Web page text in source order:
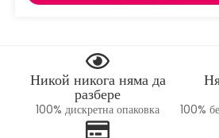
Никой никога няма да
разбере
100% дискретна опаковка 100%